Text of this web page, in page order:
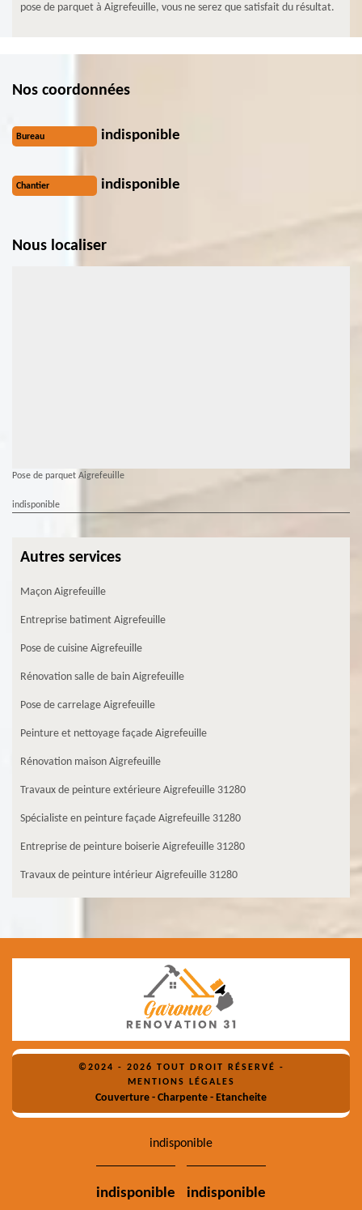
pose de parquet à Aigrefeuille, vous ne serez que satisfait du résultat.
Nos coordonnées
Bureau indisponible
Chantier indisponible
Nous localiser
Pose de parquet Aigrefeuille
indisponible
Autres services
Maçon Aigrefeuille
Entreprise batiment Aigrefeuille
Pose de cuisine Aigrefeuille
Rénovation salle de bain Aigrefeuille
Pose de carrelage Aigrefeuille
Peinture et nettoyage façade Aigrefeuille
Rénovation maison Aigrefeuille
Travaux de peinture extérieure Aigrefeuille 31280
Spécialiste en peinture façade Aigrefeuille 31280
Entreprise de peinture boiserie Aigrefeuille 31280
Travaux de peinture intérieur Aigrefeuille 31280
©2024 - 2026 TOUT DROIT RÉSERVÉ -
MENTIONS LÉGALES
Couverture - Charpente - Etancheite
indisponible
indisponible indisponible